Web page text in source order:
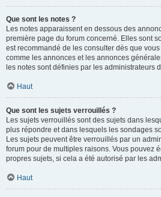
Que sont les notes ?
Les notes apparaissent en dessous des
première page du forum concerné. Elles sont
est recommandé de les consulter dès que
comme les annonces et les annonces
les notes sont définies par les administrateurs
Haut
Que sont les sujets verrouillés ?
Les sujets verrouillés sont des sujets dans
plus répondre et dans lesquels les sondages
Les sujets peuvent être verrouillés par un
forum pour de multiples raisons. Vous pouvez
propres sujets, si cela a été autorisé par les
Haut